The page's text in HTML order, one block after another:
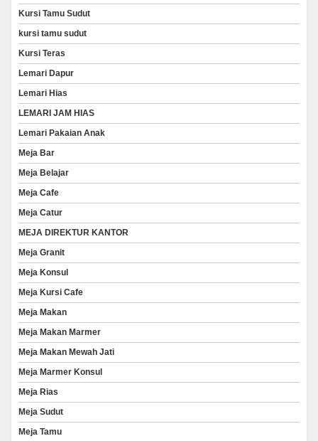
Kursi Tamu Sudut
kursi tamu sudut
Kursi Teras
Lemari Dapur
Lemari Hias
LEMARI JAM HIAS
Lemari Pakaian Anak
Meja Bar
Meja Belajar
Meja Cafe
Meja Catur
MEJA DIREKTUR KANTOR
Meja Granit
Meja Konsul
Meja Kursi Cafe
Meja Makan
Meja Makan Marmer
Meja Makan Mewah Jati
Meja Marmer Konsul
Meja Rias
Meja Sudut
Meja Tamu